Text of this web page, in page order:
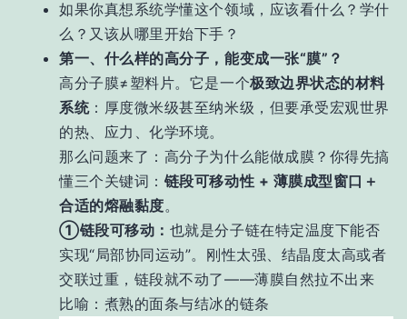
如果你真想系统学懂这个领域，应该看什么？学什
么？又该从哪里开始下手？
第一、什么样的高分子，能变成一张“膜”？
高分子膜≠塑料片。它是一个极致边界状态的材料
系统：厚度微米级甚至纳米级，但要承受宏观世界
的热、应力、化学环境。
那么问题来了：高分子为什么能做成膜？你得先搞
懂三个关键词： 链段可移动性 + 薄膜成型窗口＋
合适的熔融黏度。
①链段可移动： 也就是分子链在特定温度下能否
实现“局部协同运动”。刚性太强、结晶度太高或者
交联过重，链段就不动了——薄膜自然拉不出来
比喻：煮熟的面条与结冰的链条